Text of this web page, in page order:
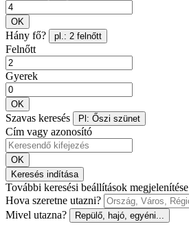
OK
Hány fő? pl.: 2 felnőtt
Felnőtt
Gyerek
OK
Szavas keresés Pl: Őszi szünet
Cím vagy azonosító
OK
Keresés indítása
További keresési beállítások megjelenítése
Hova szeretne utazni?
Mivel utazna?
Repülő, hajó, egyéni...